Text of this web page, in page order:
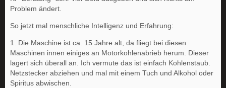
Problem ändert.
So jetzt mal menschliche Intelligenz und Erfahrung:
1. Die Maschine ist ca. 15 Jahre alt, da fliegt bei diesen
Maschinen innen einiges an Motorkohlenabrieb herum. Dieser
lagert sich überall an. Ich vermute das ist einfach Kohlenstaub.
Netzstecker abziehen und mal mit einem Tuch und Alkohol oder
Spiritus abwischen.